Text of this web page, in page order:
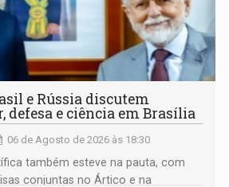
e Rússia discutem
defesa e ciência em Brasília
06 de Agosto de 2026 às 18:30
também esteve na pauta, com
conjuntas no Ártico e na